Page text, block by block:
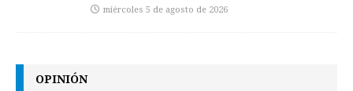
miércoles 5 de agosto de 2026
OPINIÓN